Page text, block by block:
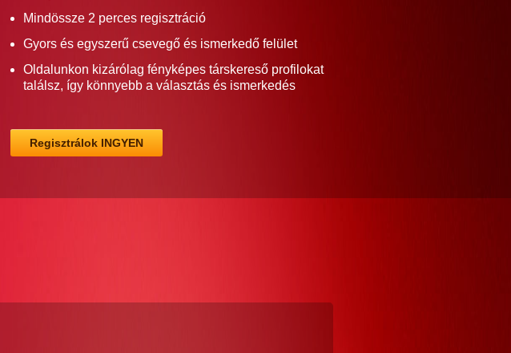
Mindössze 2 perces regisztráció
Gyors és egyszerű csevegő és ismerkedő felület
Oldalunkon kizárólag fényképes társkereső profilokat
találsz, így könnyebb a választás és ismerkedés
Regisztrálok INGYEN